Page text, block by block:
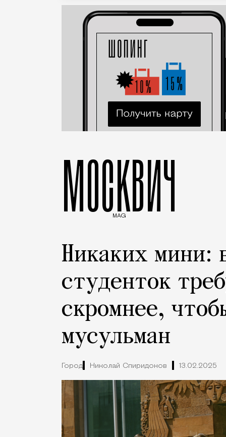
МОСКВИЧ
MAG
Никаких мини:
студенток
скромнее,
мусульман
Город Николай Спиридонов 13.02.2025